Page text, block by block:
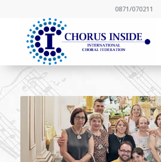
0871/070211